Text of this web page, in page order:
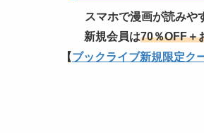
スマホで漫画が読みや
新規会員は70％OFF＋
【ブックライブ新規限定ク